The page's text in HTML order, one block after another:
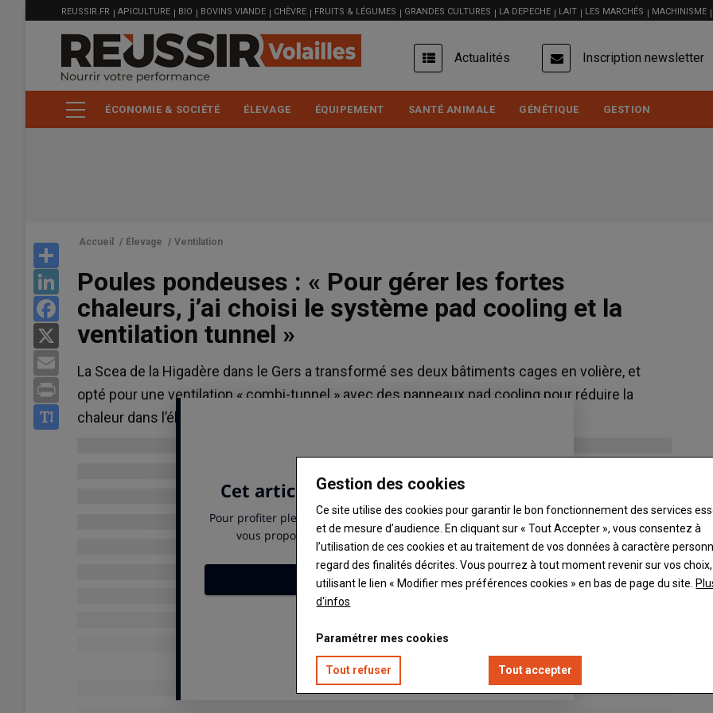
MENU
FILIÈRE
REUSSIR.FR APICULTURE BIO BOVINS VIANDE CHÈVRE FRUITS & LÉGUMES GRANDES CULTURES LA DEPECHE LAIT LES MARCHÉS MACHINISME
USER
ACCOUNT
MENU
Actualités Inscription newsletter
ÉCONOMIE & SOCIÉTÉ ÉLEVAGE ÉQUIPEMENT SANTÉ ANIMALE GÉNÉTIQUE GESTION
LinkedIn
Facebook
Print
Accueil / Élevage / Ventilation
Poules pondeuses : « Pour gérer les fortes
chaleurs, j’ai choisi le système pad cooling et la
ventilation tunnel »
La Scea de la Higadère dans le Gers a transformé ses deux bâtiments cages en volière, et
opté pour une ventilation « combi-tunnel » avec des panneaux pad cooling pour réduire la
chaleur dans l’élevage des poules pondeuses.
Gestion des cookies
Ce site utilise des cookies pour garantir le bon fonctionnement des services
et de mesure d’audience. En cliquant sur « Tout Accepter », vous consentez à
l’utilisation de ces cookies et au traitement de vos données à caractère
regard des finalités décrites. Vous pourrez à tout moment revenir sur vos
utilisant le lien « Modifier mes préférences cookies » en bas de page du site.
d'infos
Paramétrer mes cookies
Tout refuser Tout accepter